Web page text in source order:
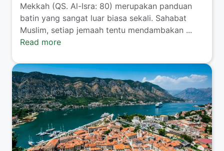
Mekkah (QS. Al-Isra: 80) merupakan panduan
batin yang sangat luar biasa sekali. Sahabat
Muslim, setiap jemaah tentu mendambakan ...
Read more